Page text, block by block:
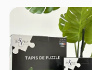
Référence
EAN
Nombre de pièces